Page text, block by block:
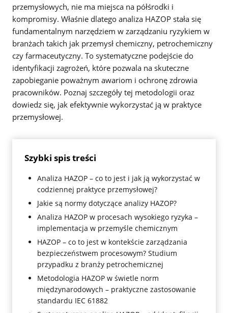
przemysłowych, nie ma miejsca na półśrodki i
kompromisy. Właśnie dlatego analiza HAZOP stała się
fundamentalnym narzędziem w zarządzaniu ryzykiem w
branżach takich jak przemysł chemiczny, petrochemiczny
czy farmaceutyczny. To systematyczne podejście do
identyfikacji zagrożeń, które pozwala na skuteczne
zapobieganie poważnym awariom i ochronę zdrowia
pracowników. Poznaj szczegóły tej metodologii oraz
dowiedz się, jak efektywnie wykorzystać ją w praktyce
przemysłowej.
Szybki spis treści
Analiza HAZOP – co to jest i jak ją wykorzystać w
codziennej praktyce przemysłowej?
Jakie są normy dotyczące analizy HAZOP?
Analiza HAZOP w procesach wysokiego ryzyka –
implementacja w przemyśle chemicznym
HAZOP – co to jest w kontekście zarządzania
bezpieczeństwem procesowym? Studium
przypadku z branży petrochemicznej
Metodologia HAZOP w świetle norm
międzynarodowych – praktyczne zastosowanie
standardu IEC 61882